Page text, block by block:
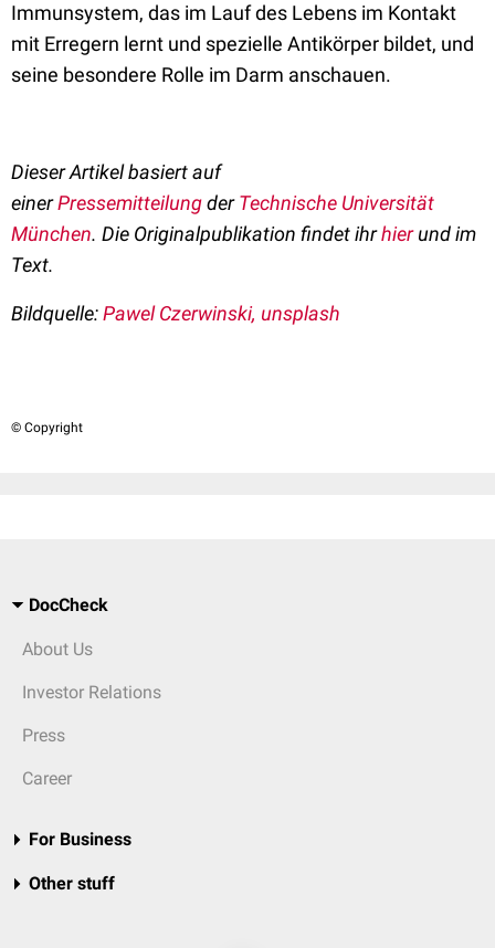
Immunsystem, das im Lauf des Lebens im Kontakt
mit Erregern lernt und spezielle Antikörper bildet, und
seine besondere Rolle im Darm anschauen.
Dieser Artikel basiert auf
einerPressemitteilungderTechnische Universität
München. Die Originalpublikation findet ihrhierund im
Text.
Bildquelle:Pawel Czerwinski, unsplash
© Copyright
DocCheck
About Us
Investor Relations
Press
Career
For Business
Other stuff